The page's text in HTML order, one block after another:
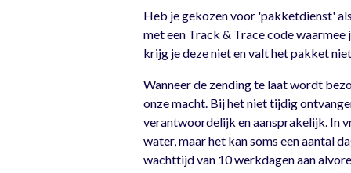
Heb je gekozen voor 'pakketdienst'
met een Track & Trace code
krijg je deze niet en valt het pakket
Wanneer de zending te laat wordt
onze macht. Bij het niet tijdig
verantwoordelijk en aansprakelijk. In
water, maar het kan soms een aantal
wachttijd van 10 werkdagen aan